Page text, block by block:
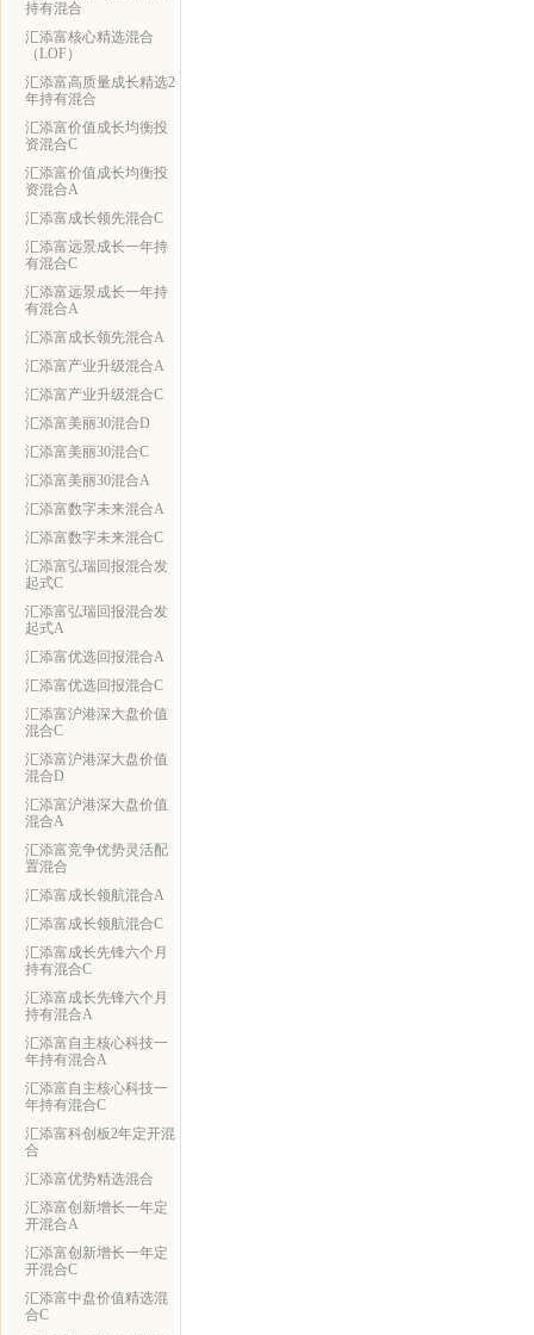
持有混合
汇添富核心精选混合
（LOF）
汇添富高质量成长精选2
年持有混合
汇添富价值成长均衡投
资混合C
汇添富价值成长均衡投
资混合A
汇添富成长领先混合C
汇添富远景成长一年持
有混合C
汇添富远景成长一年持
有混合A
汇添富成长领先混合A
汇添富产业升级混合A
汇添富产业升级混合C
汇添富美丽30混合D
汇添富美丽30混合C
汇添富美丽30混合A
汇添富数字未来混合A
汇添富数字未来混合C
汇添富弘瑞回报混合发
起式C
汇添富弘瑞回报混合发
起式A
汇添富优选回报混合A
汇添富优选回报混合C
汇添富沪港深大盘价值
混合C
汇添富沪港深大盘价值
混合D
汇添富沪港深大盘价值
混合A
汇添富竞争优势灵活配
置混合
汇添富成长领航混合A
汇添富成长领航混合C
汇添富成长先锋六个月
持有混合C
汇添富成长先锋六个月
持有混合A
汇添富自主核心科技一
年持有混合A
汇添富自主核心科技一
年持有混合C
汇添富科创板2年定开混
合
汇添富优势精选混合
汇添富创新增长一年定
开混合A
汇添富创新增长一年定
开混合C
汇添富中盘价值精选混
合C